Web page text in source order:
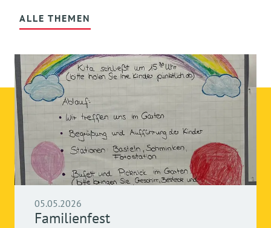
ALLE THEMEN
05.05.2026
Familienfest